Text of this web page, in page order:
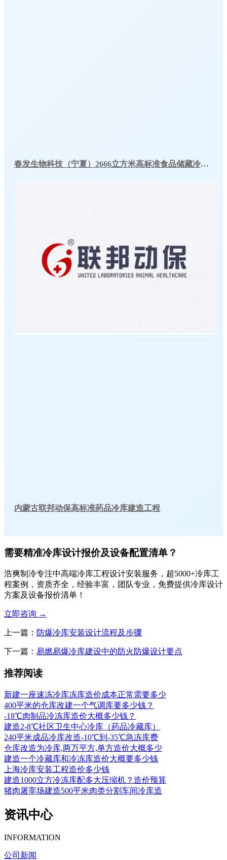
春发生物科技（宁夏）2666立方米高标准食品储藏冷库工程案例
内蒙古联邦动保高标准药品冷库建造工程
需要精准冷库设计报价及设备配置清单？
浩爽制冷专注中高端冷库工程设计安装服务，超5000+冷库工
程案例，资质齐全，经验丰富，团队专业，免费提供冷库设计
方案及设备报价清单！
立即咨询 →
上一篇： 防爆冷库安装设计流程及步骤
下一篇： 易燃易爆冷库建设中的防火防爆设计要点
推荐阅读
新建一座速冻冷库冻库造价成本正常需要多少
400平米的仓库改建一个气调库要多少钱？
-18℃肉制品冷冻库造价大概多少钱？
建造2-8℃社区卫生中心冷库（药品冷藏库）
240平米成品冷库改造-10℃到-35℃急冻库费
仓库改造为冷库,两万平方,单方造价大概多少
建造一个冷藏库和冷冻库造价大概要多少钱
上海冷库安装工程造价多少钱
建造1000立方冷冻库配多大压缩机？造价预算
猪肉屠宰场建造500平米肉类分割车间冷库造
资讯中心
INFORMATION
公司新闻